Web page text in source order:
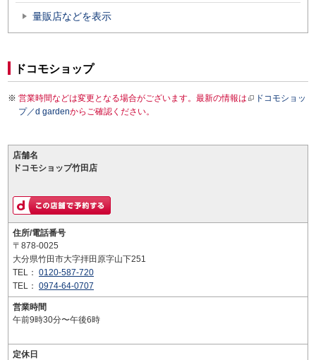
量販店などを表示
ドコモショップ
営業時間などは変更となる場合がございます。最新の情報は
ドコモショッ
プ／d gardenからご確認ください。
店舗名
ドコモショップ竹田店
住所/電話番号
〒878-0025
大分県竹田市大字拝田原字山下251
TEL： 0120-587-720
TEL： 0974-64-0707
営業時間
午前9時30分〜午後6時
定休日